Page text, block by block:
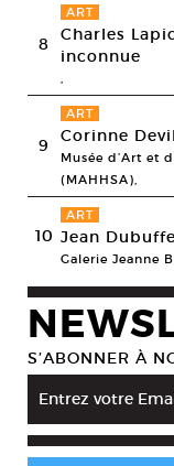
8
ART
Charles
inconnue
9
ART
Corinne
Musée d’Art et
(MAHHSA),
10
ART
Jean
Galerie Jeanne
S’ABONNER À